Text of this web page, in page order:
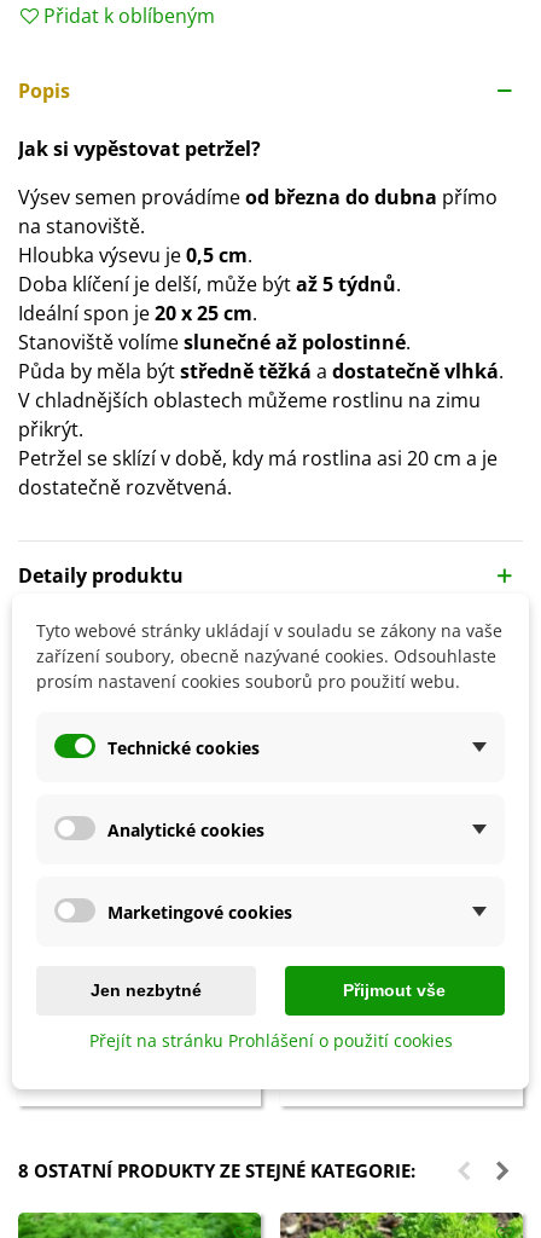
Přidat k oblíbeným
Popis
Jak si vypěstovat petržel?
Výsev semen provádímeod března do dubna přímo
na stanoviště.
Hloubka výsevu je0,5 cm.
Doba klíčení je delší, může býtaž 5 týdnů.
Ideální spon je20 x 25 cm.
Stanoviště volímeslunečné až polostinné.
Půda by měla býtstředně těžká a dostatečně vlhká.
V chladnějších oblastech můžeme rostlinu na zimu
přikrýt.
Petržel se sklízí v době, kdy má rostlina asi 20 cm a je
dostatečně rozvětvená.
Detaily produktu
SOUVISEJÍCÍ PRODUKTY
Přidat do košíku
dřevěná - 1 ks
Přidat do košíku
500 ml
8 OSTATNÍ PRODUKTY ZE STEJNÉ KATEGORIE:
Tyto webové stránky ukládají v souladu se zákony na vaše
zařízení soubory, obecně nazývané cookies. Odsouhlaste
prosím nastavení cookies souborů pro použití webu.
Technické cookies
Analytické cookies
Marketingové cookies
Jen nezbytné Přijmout vše
Přejít na stránku Prohlášení o použití cookies